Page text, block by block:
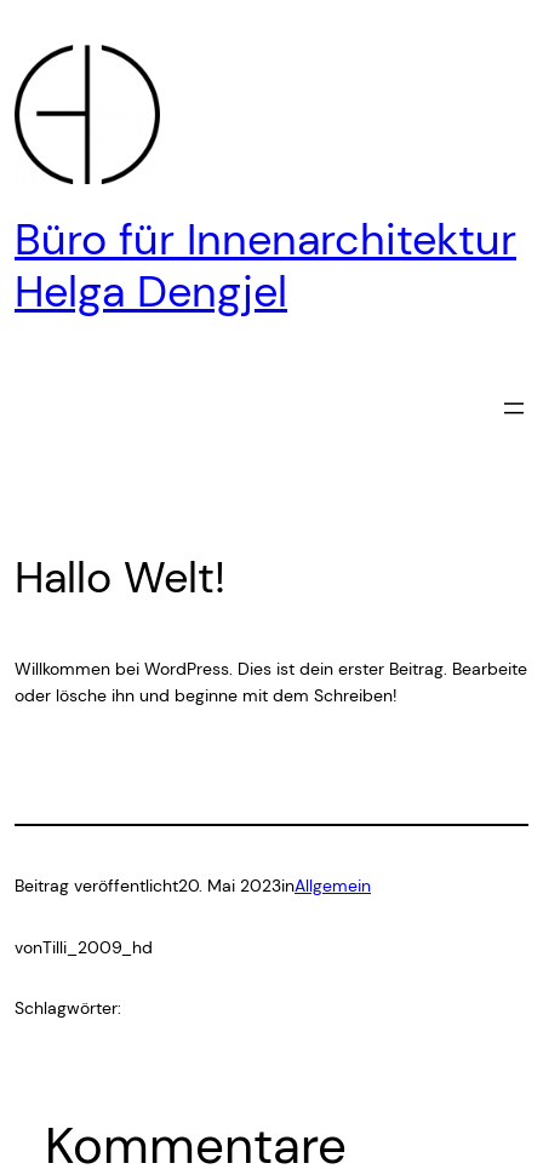
Inhalt
springen
Büro für Innenarchitektur
Helga Dengjel
Hallo Welt!
Willkommen bei WordPress. Dies ist dein erster Beitrag. Bearbeite
oder lösche ihn und beginne mit dem Schreiben!
Beitrag veröffentlicht20. Mai 2023inAllgemein
vonTilli_2009_hd
Schlagwörter:
Kommentare